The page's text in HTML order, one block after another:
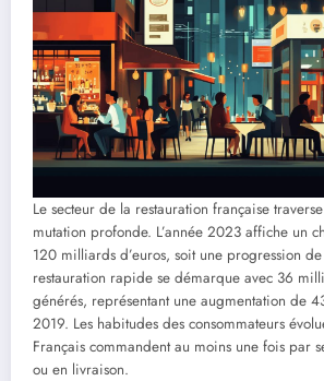
Le secteur de la restauration française
mutation profonde. L’année 2023 affiche un
120 milliards d’euros, soit une progression
restauration rapide se démarque avec 36
générés, représentant une augmentation de
2019. Les habitudes des consommateurs
Français commandent au moins une fois par
ou en livraison.